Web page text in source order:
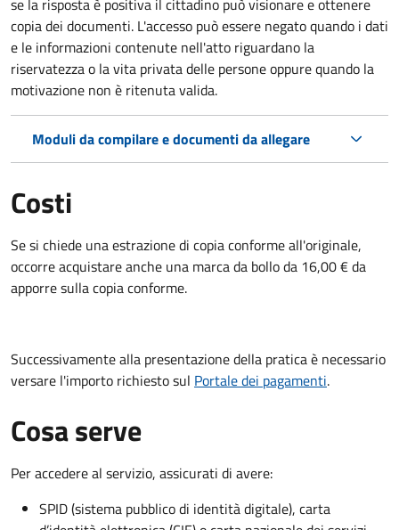
copia dei documenti. L'accesso può essere negato quando i dati
e le informazioni contenute nell'atto riguardano la
riservatezza o la vita privata delle persone oppure quando la
motivazione non è ritenuta valida.
Moduli da compilare e documenti da allegare
Costi
Se si chiede una estrazione di copia conforme all'originale,
occorre acquistare anche una marca da bollo da 16,00 € da
apporre sulla copia conforme.
Successivamente alla presentazione della pratica è necessario
versare l'importo richiesto sul Portale dei pagamenti.
Cosa serve
Per accedere al servizio, assicurati di avere:
SPID (sistema pubblico di identità digitale), carta